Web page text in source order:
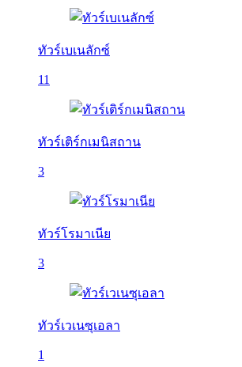
ทัวร์เบเนลักซ์
11
ทัวร์เติร์กเมนิสถาน
3
ทัวร์โรมาเนีย
3
ทัวร์เวเนซุเอลา
1